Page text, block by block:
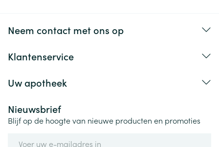
Neem contact met ons op
Klantenservice
Uw apotheek
Nieuwsbrief
Blijf op de hoogte van nieuwe producten en promoties